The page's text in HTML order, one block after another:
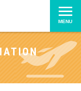
MENU